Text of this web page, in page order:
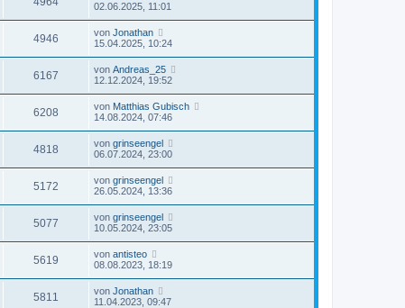
02.06.2025, 11:01
4946 von Jonathan
15.04.2025, 10:24
6167 von Andreas_25
12.12.2024, 19:52
6208 von Matthias Gubisch
14.08.2024, 07:46
4818 von grinseengel
06.07.2024, 23:00
5172 von grinseengel
26.05.2024, 13:36
5077 von grinseengel
10.05.2024, 23:05
5619 von antisteo
08.08.2023, 18:19
5811 von Jonathan
11.04.2023, 09:47